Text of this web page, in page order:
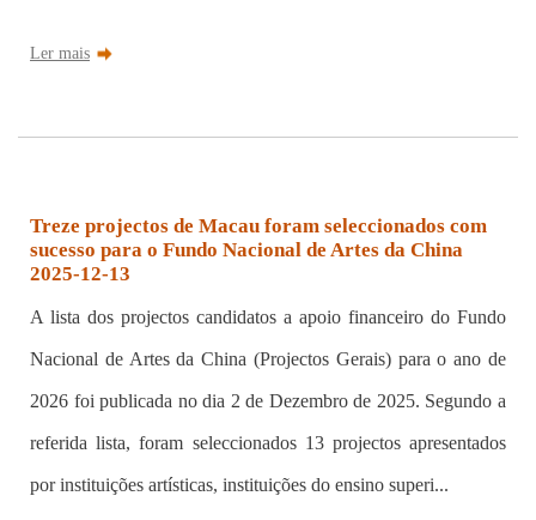
Ler mais
Treze projectos de Macau foram seleccionados com
sucesso para o Fundo Nacional de Artes da China
2025-12-13
A lista dos projectos candidatos a apoio financeiro do Fundo
Nacional de Artes da China (Projectos Gerais) para o ano de
2026 foi publicada no dia 2 de Dezembro de 2025. Segundo a
referida lista, foram seleccionados 13 projectos apresentados
por instituições artísticas, instituições do ensino superi...